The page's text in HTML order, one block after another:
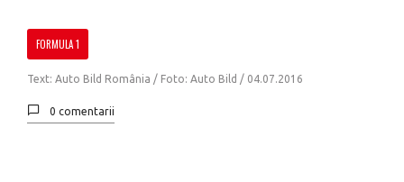
FORMULA 1
Text: Auto Bild România / Foto: Auto Bild / 04.07.2016
0 comentarii